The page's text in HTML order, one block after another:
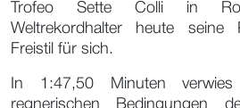
Trofeo Sette Colli in
Weltrekordhalter heute seine
Freistil für sich.
In 1:47,50 Minuten
regnerischen Bedingungen